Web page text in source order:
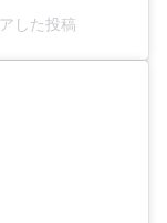
した投稿